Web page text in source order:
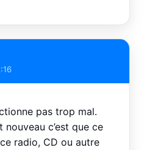
pas trop mal.
c’est que ce
radio, CD ou autre